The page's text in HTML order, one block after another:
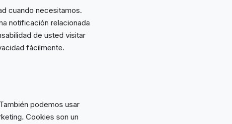
cuando necesitamos.
notificación relacionada
de usted visitar
fácilmente.
podemos usar
Cookies son un